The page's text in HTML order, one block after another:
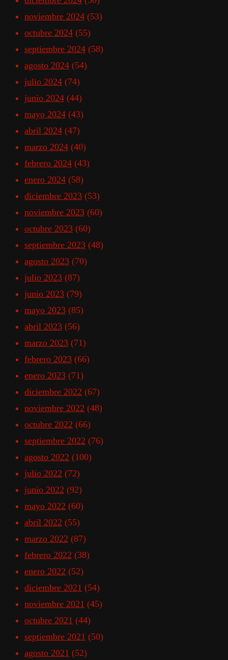
noviembre 2024 (53)
octubre 2024 (55)
septiembre 2024 (58)
agosto 2024 (54)
julio 2024 (74)
junio 2024 (44)
mayo 2024 (43)
abril 2024 (47)
marzo 2024 (40)
febrero 2024 (43)
enero 2024 (58)
diciembre 2023 (53)
noviembre 2023 (60)
octubre 2023 (60)
septiembre 2023 (48)
agosto 2023 (70)
julio 2023 (87)
junio 2023 (79)
mayo 2023 (85)
abril 2023 (56)
marzo 2023 (71)
febrero 2023 (66)
enero 2023 (71)
diciembre 2022 (67)
noviembre 2022 (48)
octubre 2022 (66)
septiembre 2022 (76)
agosto 2022 (100)
julio 2022 (72)
junio 2022 (92)
mayo 2022 (60)
abril 2022 (55)
marzo 2022 (87)
febrero 2022 (38)
enero 2022 (52)
diciembre 2021 (54)
noviembre 2021 (45)
octubre 2021 (44)
septiembre 2021 (50)
agosto 2021 (52)